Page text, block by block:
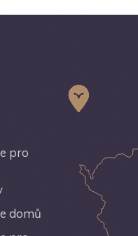
pro
domů